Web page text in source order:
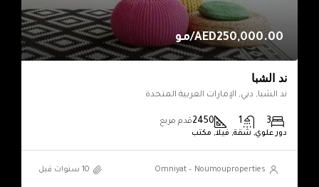
AED250,000.00/مو
ند الشبا
ند الشبا, دبي, الإمارات العربية المتحدة
3
1
2450قدم مربع
دور علوي, شقة, فيلا, مكتب
Omniyat – Noumouproperties